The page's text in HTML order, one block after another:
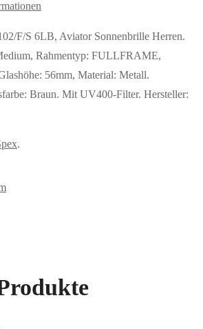
F/S 6LB, Aviator Sonnenbrille Herren.
Rahmentyp: FULLFRAME,
56mm, Material: Metall.
Braun. Mit UV400-Filter. Hersteller:
.